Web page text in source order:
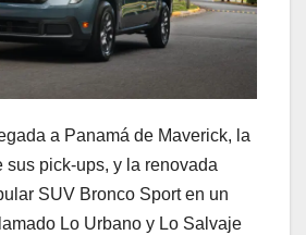
a Panamá de Maverick, la
sus pick-ups, y la renovada
SUV Bronco Sport en un
Lo Urbano y Lo Salvaje